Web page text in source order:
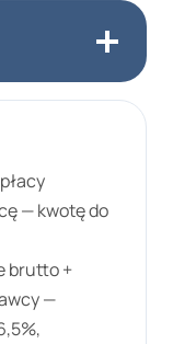
— kwotę do
brutto +
—
,